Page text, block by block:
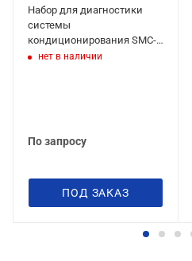
Набор для диагностики
системы
кондиционирования SMC-
INSPECTOR
нет в наличии
По запросу
ПОД ЗАКАЗ